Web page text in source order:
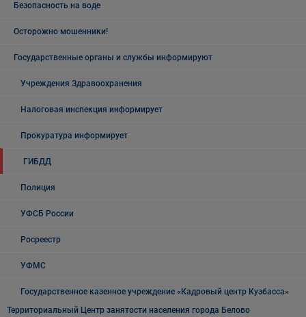
Безопасность на воде
Осторожно мошенники!
Государственные органы и службы информируют
Учреждения Здравоохранения
Налоговая инспекция информирует
Прокуратура информирует
ГИБДД
Полиция
УФСБ России
Росреестр
УФМС
Государственное казенное учреждение «Кадровый центр Кузбасса»
Территориальный Центр занятости населения города Белово